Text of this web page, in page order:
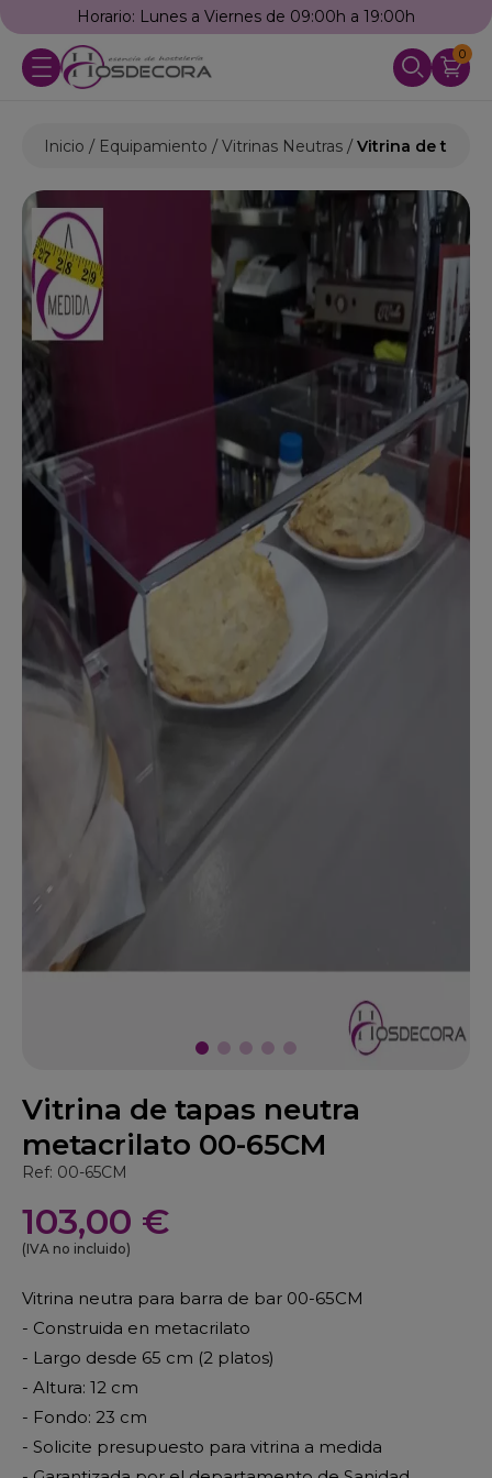
Horario: Lunes a Viernes de 09:00h a 19:00h
0
Inicio Equipamiento Vitrinas Neutras Vitrina de tapas
Vitrina de tapas neutra
metacrilato 00-65CM
Ref: 00-65CM
103,00 €
(IVA no incluido)
Vitrina neutra para barra de bar 00-65CM
- Construida en metacrilato
- Largo desde 65 cm (2 platos)
- Altura: 12 cm
- Fondo: 23 cm
- Solicite presupuesto para vitrina a medida